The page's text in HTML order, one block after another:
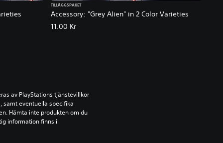
Accessory: "Grey Alien" in 2 Color Varieties
TILLÄGGSPAKET
11.00 Kr
av PlayStations tjänstevillkor
samt eventuella specifika
Hämta inte produkten om du
information finns i